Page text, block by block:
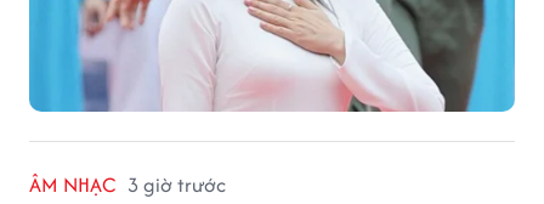
ÂM NHẠC 3 giờ trước